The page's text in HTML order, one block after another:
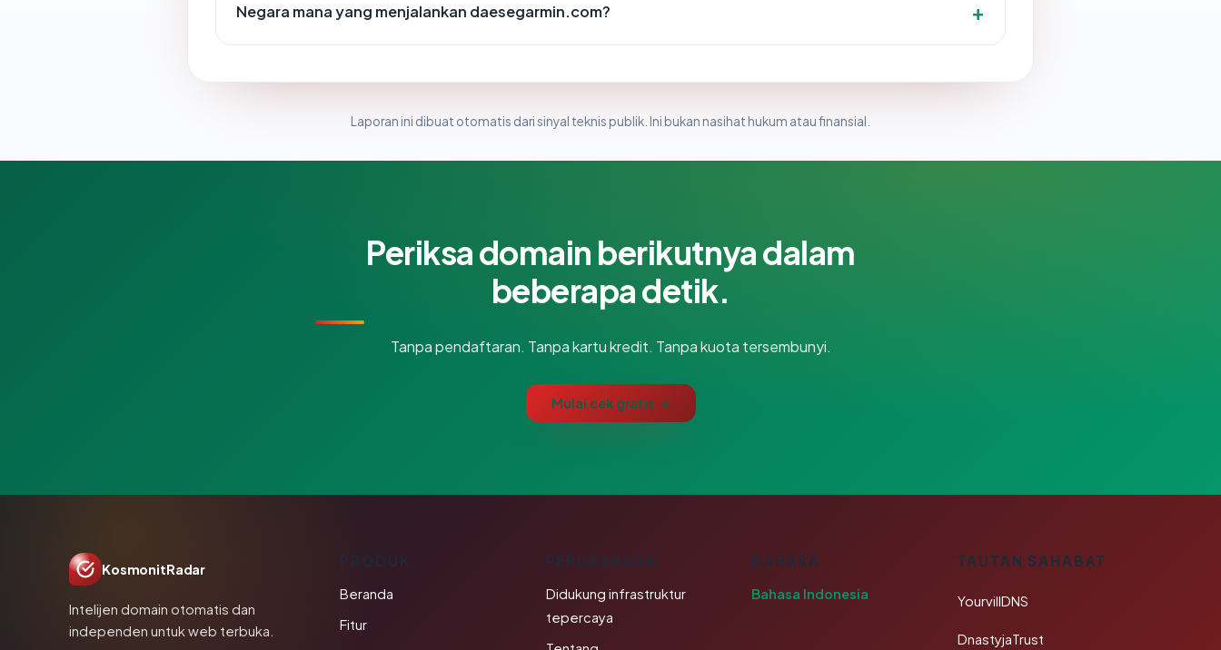
Negara mana yang menjalankan daesegarmin.com?
Laporan ini dibuat otomatis dari sinyal teknis publik. Ini bukan nasihat hukum atau finansial.
Periksa domain berikutnya dalam
beberapa detik.
Tanpa pendaftaran. Tanpa kartu kredit. Tanpa kuota tersembunyi.
Mulai cek gratis →
KosmonitRadar
Intelijen domain otomatis dan
independen untuk web terbuka.
Beranda
Fitur
PERUSAHAAN
Didukung infrastruktur
tepercaya
BAHASA
Bahasa Indonesia
TAUTAN SAHABAT
YourvillDNS
DnastyjaTrust